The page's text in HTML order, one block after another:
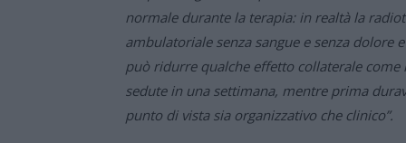
normale durante la terapia: in realtà la
ambulatoriale senza sangue e senza
può ridurre qualche effetto collaterale come
sedute in una settimana, mentre prima
punto di vista sia organizzativo che clinico”.